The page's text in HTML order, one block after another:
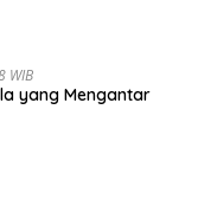
WIB
yang Mengantar